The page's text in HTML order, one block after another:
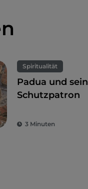
Spiritualität
Padua und sein
Schutzpatron
3 Minuten